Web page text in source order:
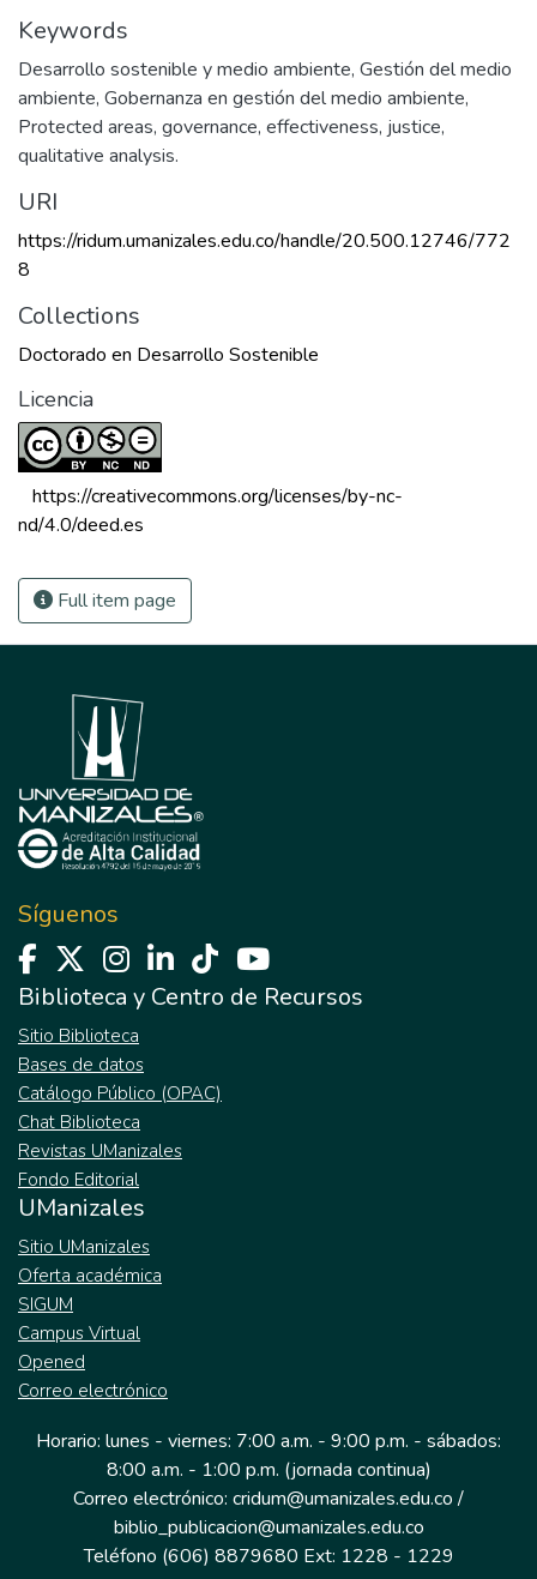
Keywords
Desarrollo sostenible y medio ambiente, Gestión del medio
ambiente, Gobernanza en gestión del medio ambiente,
Protected areas, governance, effectiveness, justice,
qualitative analysis.
URI
https://ridum.umanizales.edu.co/handle/20.500.12746/772
8
Collections
Doctorado en Desarrollo Sostenible
Licencia
https://creativecommons.org/licenses/by-nc-
nd/4.0/deed.es
Full item page
Síguenos
Biblioteca y Centro de Recursos
Sitio Biblioteca
Bases de datos
Catálogo Público (OPAC)
Chat Biblioteca
Revistas UManizales
Fondo Editorial
UManizales
Sitio UManizales
Oferta académica
SIGUM
Campus Virtual
Opened
Correo electrónico
Horario: lunes - viernes: 7:00 a.m. - 9:00 p.m. - sábados:
8:00 a.m. - 1:00 p.m. (jornada continua)
Correo electrónico: cridum@umanizales.edu.co /
biblio_publicacion@umanizales.edu.co
Teléfono (606) 8879680 Ext: 1228 - 1229